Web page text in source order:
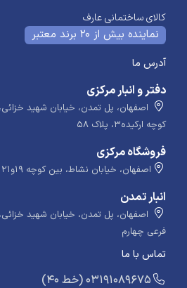
کالای ساختمانی عارف
نماینده بیش از 20 برند معتبر
آدرس ما
دفتر و انبار مرکزی
اصفهان، پل تمدن، خیابان شهید
کوچه ارکیده۳، پلاک ۵۸
فروشگاه مرکزی
اصفهان، خیابان نشاط، بین کوچه ۱۹و۲۱
انبار تمدن
اصفهان، پل تمدن، خیابان شهید
فرعی چهارم
تماس با ما
​​​ (40 خط) 03191089675